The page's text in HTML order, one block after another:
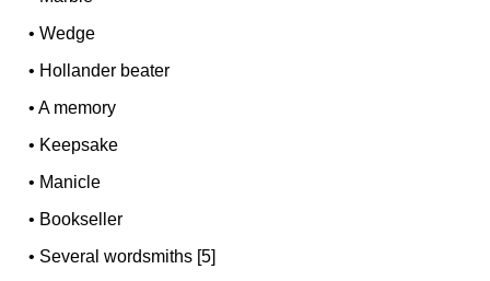
•Wedge
• Hollander beater
•A memory
• Keepsake
• Manicle
• Bookseller
• Several wordsmiths [5]